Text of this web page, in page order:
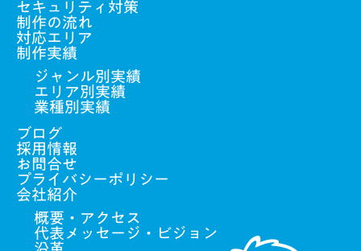
セキュリティ対策
制作の流れ
対応エリア
制作実績
ジャンル別実績
エリア別実績
業種別実績
ブログ
採用情報
お問合せ
プライバシーポリシー
会社紹介
概要・アクセス
代表メッセージ・ビジョン